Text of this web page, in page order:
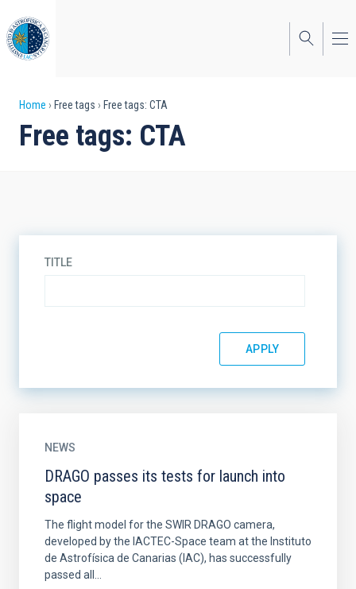
to
main
content
Breadcrumb
Home Free tags Free tags: CTA
Free tags: CTA
TITLE
NEWS
DRAGO passes its tests for launch into
space
The flight model for the SWIR DRAGO camera,
developed by the IACTEC-Space team at the Instituto
de Astrofísica de Canarias (IAC), has successfully
passed all...